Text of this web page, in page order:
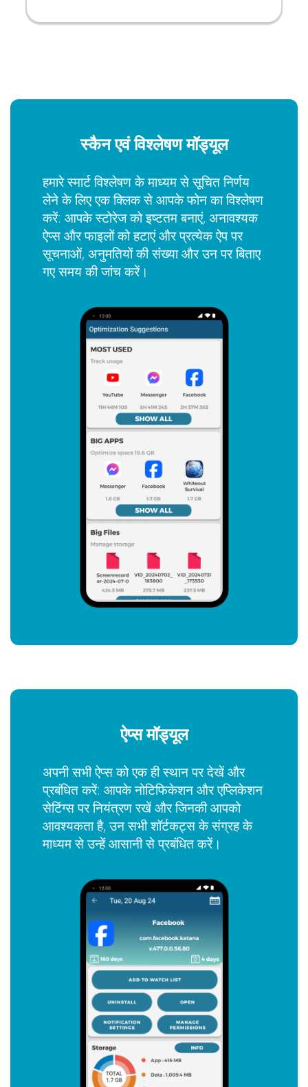
स्कैन एवं विश्लेषण मॉड्यूल
हमारे स्मार्ट विश्लेषण के माध्यम से सूचित निर्णय
लेने के लिए एक क्लिक से आपके फोन का विश्लेषण
करें: आपके स्टोरेज को इष्टतम बनाएं, अनावश्यक
ऐप्स और फाइलों को हटाएं और प्रत्येक ऐप पर
सूचनाओं, अनुमतियों की संख्या और उन पर बिताए
गए समय की जांच करें।
ऐप्स मॉड्यूल
अपनी सभी ऐप्स को एक ही स्थान पर देखें और
प्रबंधित करें: आपके नोटिफिकेशन और एप्लिकेशन
सेटिंग्स पर नियंत्रण रखें और जिनकी आपको
आवश्यकता है, उन सभी शॉर्टकट्स के संग्रह के
माध्यम से उन्हें आसानी से प्रबंधित करें।